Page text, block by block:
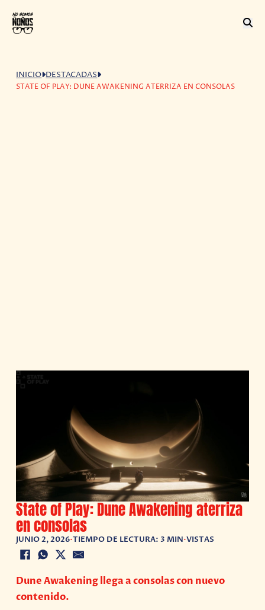
INICIO DESTACADAS
STATE OF PLAY: DUNE AWAKENING ATERRIZA EN CONSOLAS
State of Play: Dune Awakening aterriza
en consolas
JUNIO 2, 2026•TIEMPO DE LECTURA: 3 MIN•VISTAS
Dune Awakening llega a consolas con nuevo
contenido.